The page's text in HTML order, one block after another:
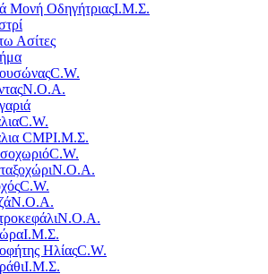
Μονή ΟδηγήτριαςΙ.Μ.Σ.
Ασίτες
C.W.
Ν.Ο.Α.
C.W.
CMPΙ.Μ.Σ.
C.W.
Ν.Ο.Α.
C.W.
Ν.Ο.Α.
Ν.Ο.Α.
Ι.Μ.Σ.
ΗλίαςC.W.
Ι.Μ.Σ.